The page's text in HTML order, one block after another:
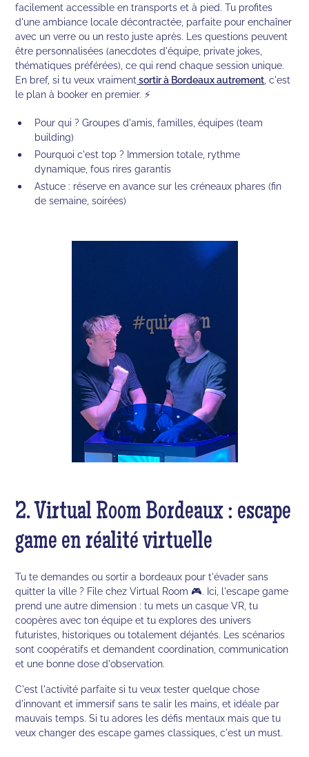
facilement accessible en transports et à pied. Tu profites
d'une ambiance locale décontractée, parfaite pour enchaîner
avec un verre ou un resto juste après. Les questions peuvent
être personnalisées (anecdotes d'équipe, private jokes,
thématiques préférées), ce qui rend chaque session unique.
En bref, si tu veux vraiment sortir à Bordeaux autrement , c'est
le plan à booker en premier. ⚡
Pour qui ? Groupes d'amis, familles, équipes (team
building)
Pourquoi c'est top ? Immersion totale, rythme
dynamique, fous rires garantis
Astuce : réserve en avance sur les créneaux phares (fin
de semaine, soirées)
2. Virtual Room Bordeaux : escape
game en réalité virtuelle
Tu te demandes ou sortir a bordeaux pour t'évader sans
quitter la ville ? File chez Virtual Room 🎮. Ici, l'escape game
prend une autre dimension : tu mets un casque VR, tu
coopères avec ton équipe et tu explores des univers
futuristes, historiques ou totalement déjantés. Les scénarios
sont coopératifs et demandent coordination, communication
et une bonne dose d'observation.
C'est l'activité parfaite si tu veux tester quelque chose
d'innovant et immersif sans te salir les mains, et idéale par
mauvais temps. Si tu adores les défis mentaux mais que tu
veux changer des escape games classiques, c'est un must.